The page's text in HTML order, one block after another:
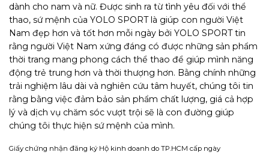
dành cho nam và nữ. Được sinh ra từ tình yêu đối với thể
thao, sứ mệnh của YOLO SPORT là giúp con người Việt
Nam đẹp hơn và tốt hơn mỗi ngày bởi YOLO SPORT tin
rằng người Việt Nam xứng đáng có được những sản phẩm
thời trang mang phong cách thể thao để giúp mình năng
động trẻ trung hơn và thời thượng hơn. Bằng chính những
trải nghiệm lâu dài và nghiên cứu tâm huyết, chúng tôi tin
rằng bằng việc đảm bảo sản phẩm chất lượng, giá cả hợp
lý và dịch vụ chăm sóc vượt trội sẽ là con đường giúp
chúng tôi thực hiện sứ mệnh của mình.
Giấy chứng nhận đăng ký Hộ kinh doanh do TP.HCM cấp ngày